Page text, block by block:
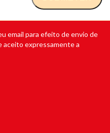
email para efeito de envio de
aceito expressamente a